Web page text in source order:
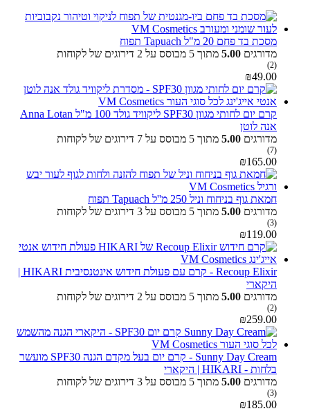
מסכת בד פחם 20 מ"ל Tapuach תפוח
מדורגים 5.00 מתוך 5 מבוסס על 2 דירוגים של לקוחות
(2)
₪49.00
קרם יום לחותי מגוון SPF30 ליקוויד גולד 100 מ"ל Anna Lotan
אנה לוטן
מדורגים 5.00 מתוך 5 מבוסס על 7 דירוגים של לקוחות
(7)
₪165.00
חמאת גוף בניחוח וניל 250 מ''ל Tapuach תפוח
מדורגים 5.00 מתוך 5 מבוסס על 3 דירוגים של לקוחות
(3)
₪119.00
Recoup Elixir - קרם עם פעולת חידוש אינטנסיבית HIKARI |
היקארי
מדורגים 5.00 מתוך 5 מבוסס על 2 דירוגים של לקוחות
(2)
₪259.00
Sunny Day Cream - קרם יום בעל מקדם הגנה SPF30 מועשר
בלחות - HIKARI | היקארי
מדורגים 5.00 מתוך 5 מבוסס על 3 דירוגים של לקוחות
(3)
₪185.00